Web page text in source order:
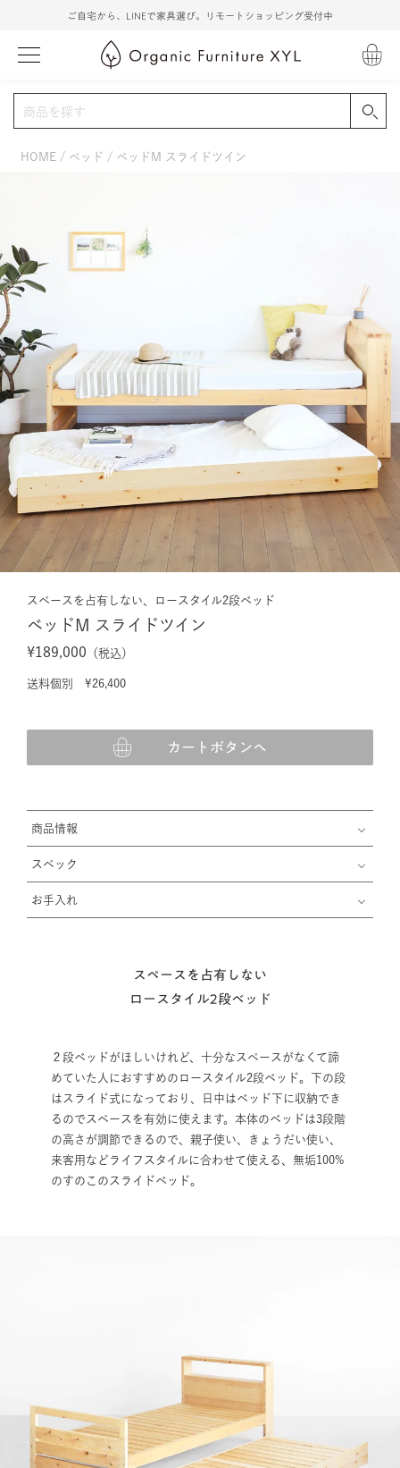
ご自宅から、LINEで家具選び。リモートショッピング受付中
HOME ベッド ベッドM スライドツイン
スペースを占有しない、ロースタイル2段ベッド
ベッドM スライドツイン
¥189,000 （税込）
送料個別 ¥26,400
カートボタンへ
商品情報
スペック
お手入れ
スペースを占有しない
ロースタイル2段ベッド
２段ベッドがほしいけれど、十分なスペースがなくて諦
めていた人におすすめのロースタイル2段ベッド。下の段
はスライド式になっており、日中はベッド下に収納でき
るのでスペースを有効に使えます。本体のベッドは3段階
の高さが調節できるので、親子使い、きょうだい使い、
来客用などライフスタイルに合わせて使える、無垢100%
のすのこのスライドベッド。